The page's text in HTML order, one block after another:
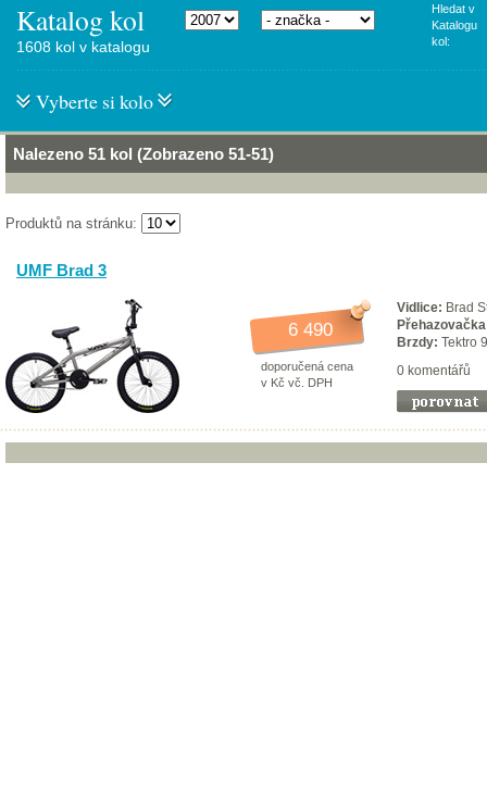
Katalog kol
Hledat v
Katalogu
kol:
1608 kol v katalogu
Vyberte si kolo
Nalezeno 51 kol (Zobrazeno 51-51)
Produktů na stránku:
UMF Brad 3
6 490
doporučená cena
v Kč vč. DPH
Vidlice: Brad
Brzdy: Tektro
0 komentářů